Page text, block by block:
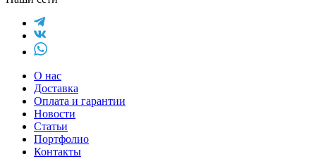
О нас
Доставка
Оплата и гарантии
Новости
Статьи
Портфолио
Контакты